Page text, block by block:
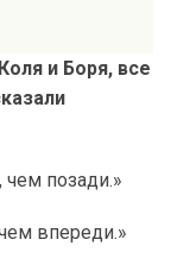
и Боря, все
позади.»
впереди.»